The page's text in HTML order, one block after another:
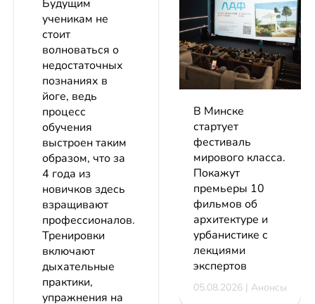
Будущим
ученикам не
стоит
волноваться о
недостаточных
познаниях в
йоге, ведь
процесс
обучения
выстроен таким
образом, что за
4 года из
новичков здесь
взращивают
профессионалов.
Тренировки
включают
дыхательные
практики,
упражнения на
В Минске
стартует
фестиваль
мирового класса.
Покажут
премьеры 10
фильмов об
архитектуре и
урбанистике с
лекциями
экспертов
05.08.2026 | Анонсы